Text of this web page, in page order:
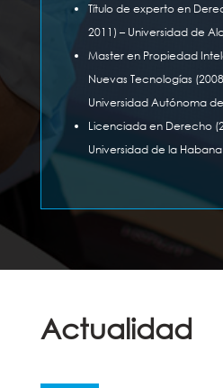
Título de experto en
2011) – Universidad de
Master en Propiedad
Nuevas Tecnologías
Universidad Autónoma
Licenciada en Derecho
Universidad de la Habana
Actualidad